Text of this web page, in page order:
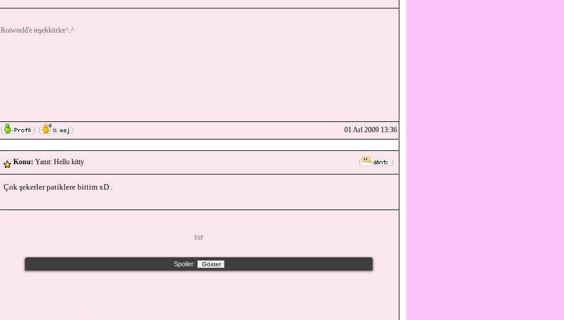
Roiworld'e teşekkürler^.^
01 Arl 2009 13:36
Konu: Yanıt: Hello kitty
Çok şekerler patiklere bittim xD .
SSF
Spoiler: